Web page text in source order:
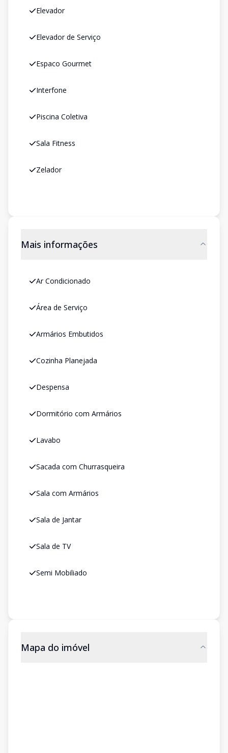
Elevador
Elevador de Serviço
Espaco Gourmet
Interfone
Piscina Coletiva
Sala Fitness
Zelador
Mais informações
Ar Condicionado
Área de Serviço
Armários Embutidos
Cozinha Planejada
Despensa
Dormitório com Armários
Lavabo
Sacada com Churrasqueira
Sala com Armários
Sala de Jantar
Sala de TV
Semi Mobiliado
Mapa do imóvel